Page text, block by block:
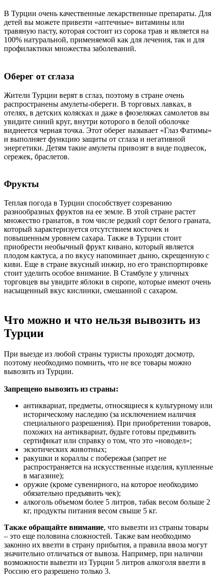
В Турции очень качественные лекарственные препараты. Для
детей вы можете привезти «аптечные» витамины или
травяную пасту, которая состоит из сорока трав и является на
100% натуральной, применяемой как для лечения, так и для
профилактики множества заболеваний.
Оберег от сглаза
Жители Турции верят в сглаз, поэтому в стране очень
распространены амулеты-обереги. В торговых лавках, в
отелях, в детских колясках и даже в фюзеляжах самолетов вы
увидите синий круг, внутри которого в белой оболочке
виднеется черная точка. Этот оберег называет «Глаз Фатимы»
и выполняет функцию защиты от сглаза и негативной
энергетики. Детям такие амулеты привозят в виде подвесок,
сережек, браслетов.
Фрукты
Теплая погода в Турции способствует созреванию
разнообразных фруктов на ее земле. В этой стране растет
множество гранатов, в том числе редкий сорт белого граната,
который характеризуется отсутствием косточек и
повышенным уровнем сахара. Также в Турции стоит
приобрести необычный фрукт кивано, который является
плодом кактуса, а по вкусу напоминает дыню, скрещенную с
киви. Еще в стране вкусный инжир, но его транспортировке
стоит уделить особое внимание. В Стамбуле у уличных
торговцев вы увидите яблоки в сиропе, которые имеют очень
насыщенный вкус кислинки, смешанной с сахаром.
Что можно и что нельзя вывозить из
Турции
При выезде из любой страны туристы проходят досмотр,
поэтому необходимо помнить, что не все товары можно
вывозить из Турции.
Запрещено вывозить из страны:
антиквариат, предметы, относящиеся к культурному или
историческому наследию (за исключением наличия
специального разрешения). При приобретении товаров,
похожих на антиквариат, будьте готовы предъявить
сертификат или справку о том, что это «новодел»;
экзотических животных;
ракушки и кораллы с побережья (запрет не
распространяется на искусственные изделия, купленные
в магазине);
оружие (кроме сувенирного, на которое необходимо
обязательно предъявить чек);
алкоголь объемом более 5 литров, табак весом больше 2
кг, продукты питания весом свыше 5 кг.
Также обращайте внимание, что вывезти из страны товары
– это еще половина сложностей. Также вам необходимо
законно их ввезти в страну прибытия, а правила ввоза могут
значительно отличаться от вывоза. Например, при наличии
возможности вывезти из Турции 5 литров алкоголя ввезти в
Россию его разрешено только 3.